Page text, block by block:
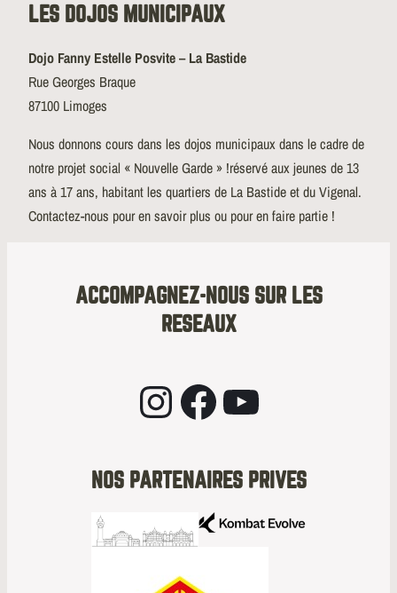
LES DOJOS MUNICIPAUX
Dojo Fanny Estelle Posvite – La Bastide
Rue Georges Braque
87100 Limoges
Nous donnons cours dans les dojos municipaux dans le cadre de
notre projet social « Nouvelle Garde » !réservé aux jeunes de 13
ans à 17 ans, habitant les quartiers de La Bastide et du Vigenal.
Contactez-nous pour en savoir plus ou pour en faire partie !
ACCOMPAGNEZ-NOUS SUR LES
RESEAUX
Instagram Facebook YouTube
NOS PARTENAIRES PRIVES